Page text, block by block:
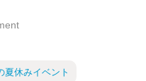
夏休みイベント